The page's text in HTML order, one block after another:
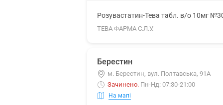
Розувастатин-Тева табл. в/о 10мг
ТЕВА ФАРМА С.Л.У.
Берестин
м. Берестин, вул. Полтавська, 91А
Зачинено. Пн-Нд: 07:30-21:00
На мапі